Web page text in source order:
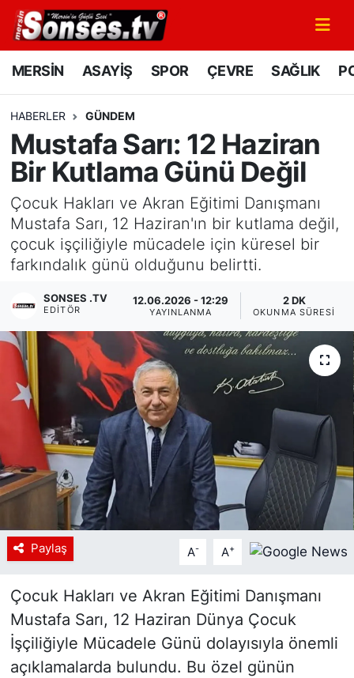
MERSİN ASAYİŞ SPOR ÇEVRE SAĞLIK
HABERLER GÜNDEM
Mustafa Sarı: 12 Haziran
Bir Kutlama Günü Değil
Çocuk Hakları ve Akran Eğitimi Danışmanı
Mustafa Sarı, 12 Haziran'ın bir kutlama değil,
çocuk işçiliğiyle mücadele için küresel bir
farkındalık günü olduğunu belirtti.
SONSES .TV
EDITÖR
12.06.2026 - 12:29
YAYINLANMA
2 DK
OKUNMA SÜRESI
Paylaş A- A+
Çocuk Hakları ve Akran Eğitimi Danışmanı
Mustafa Sarı, 12 Haziran Dünya Çocuk
İşçiliğiyle Mücadele Günü dolayısıyla önemli
açıklamalarda bulundu. Bu özel günün
MERSİN
SPOR
GÜNÜN MANŞETİ
DÜNYA
KÜLTÜR - SANAT
MAGAZİN
SAĞLIK
Siyaset
YEREL HABER
Haberde insan
Tanıtım
Mersin Nöbetçi Eczaneler
Mersin Namaz Vakitleri
Mersin Trafik Yoğunluk Haritası
Süper Lig Puan Durumu ve Fikstür
Tüm Manşetler
Son Dakika Haberleri
Haber Arşivi